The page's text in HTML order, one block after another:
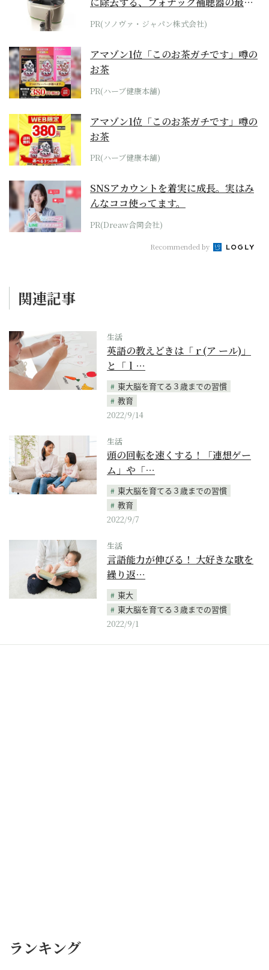
位モデル
PR(ソノヴァ・ジャパン株式会社)
アマゾン1位「このお茶ガチです」噂の
お茶
PR(ハーブ健康本舗)
アマゾン1位「このお茶ガチです」噂の
お茶
PR(ハーブ健康本舗)
SNSアカウントを着実に成長。実はみ
んなココ使ってます。
PR(Dreaw合同会社)
Recommended by
関連記事
生活
英語の教えどきは「ｒ(ア ール)」
と「ｌ…
東大脳を育てる３歳までの習慣
教育
2022/9/14
生活
頭の回転を速くする！「連想ゲー
ム」や「…
東大脳を育てる３歳までの習慣
教育
2022/9/7
生活
言語能力が伸びる！ 大好きな歌を
繰り返…
東大
東大脳を育てる３歳までの習慣
2022/9/1
ランキング